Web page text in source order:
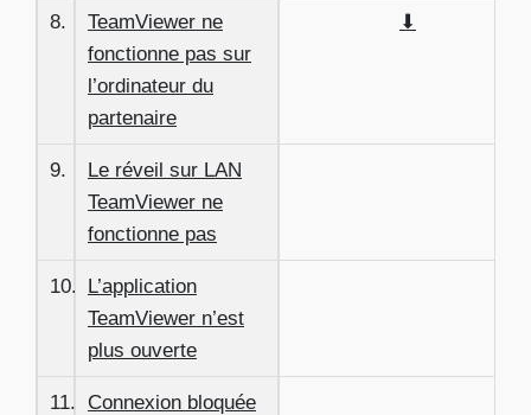
8.
TeamViewer ne
fonctionne pas sur
l’ordinateur du
partenaire
⬇
9.
Le réveil sur LAN
TeamViewer ne
fonctionne pas
10.
L’application
TeamViewer n’est
plus ouverte
11.
Connexion bloquée